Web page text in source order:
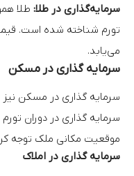
سرمایه‌گذاری در طلا: طلا
تورم شناخته شده است.
می‌یابد.
سرمایه گذاری در مسکن
سرمایه گذاری در مسکن
سرمایه گذاری در دوران تورم
موقعیت مکانی ملک توجه
سرمایه گذاری در املاک